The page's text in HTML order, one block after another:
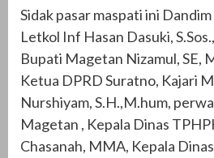
Sidak pasar maspati ini
Letkol Inf Hasan Dasuki,
Bupati Magetan Nizamul, SE,
Ketua DPRD Suratno, Kajari
Nurshiyam, S.H.,M.hum,
Magetan , Kepala Dinas
Chasanah, MMA, Kepala